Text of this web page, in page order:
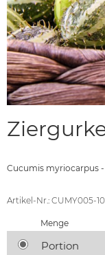
Cucumis myriocarpus
Artikel-Nr.: CUMY005-10
Menge
Portion